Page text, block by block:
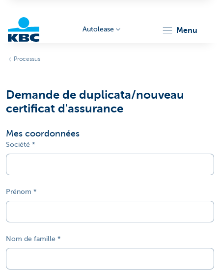
Autolease menu
Processus
Demande de duplicata/nouveau
certificat d'assurance
Mes coordonnées
Société
Prénom
Nom de famille